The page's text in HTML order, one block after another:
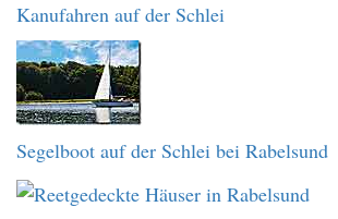
Kanufahren auf der Schlei
Segelboot auf der Schlei bei Rabelsund